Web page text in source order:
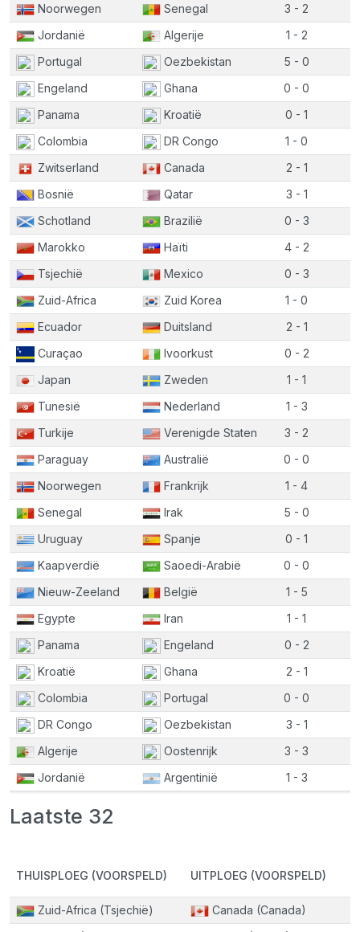
Noorwegen
Senegal
3 - 2
Jordanië
Algerije
1 - 2
Portugal
Oezbekistan
5 - 0
Engeland
Ghana
0 - 0
Panama
Kroatië
0 - 1
Colombia
DR Congo
1 - 0
Zwitserland
Canada
2 - 1
Bosnië
Qatar
3 - 1
Schotland
Brazilië
0 - 3
Marokko
Haïti
4 - 2
Tsjechië
Mexico
0 - 3
Zuid-Africa
Zuid Korea
1 - 0
Ecuador
Duitsland
2 - 1
Curaçao
Ivoorkust
0 - 2
Japan
Zweden
1 - 1
Tunesië
Nederland
1 - 3
Turkije
Verenigde Staten
3 - 2
Paraguay
Australië
0 - 0
Noorwegen
Frankrijk
1 - 4
Senegal
Irak
5 - 0
Uruguay
Spanje
0 - 1
Kaapverdië
Saoedi-Arabië
0 - 0
Nieuw-Zeeland
België
1 - 5
Egypte
Iran
1 - 1
Panama
Engeland
0 - 2
Kroatië
Ghana
2 - 1
Colombia
Portugal
0 - 0
DR Congo
Oezbekistan
3 - 1
Algerije
Oostenrijk
3 - 3
Jordanië
Argentinië 1 - 3
Laatste 32
THUISPLOEG (VOORSPELD) UITPLOEG (VOORSPELD)
Zuid-Africa (Tsjechië)
Canada (Canada)